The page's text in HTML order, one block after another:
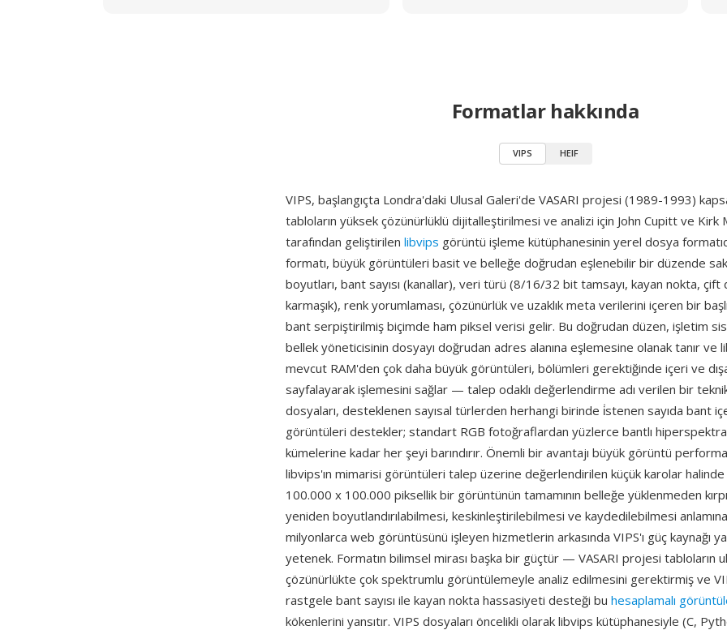
Formatlar hakkında
VIPS HEIF
VIPS, başlangıçta Londra'daki Ulusal Galeri'de VASARI projesi (1989-1993)
tabloların yüksek çözünürlüklü dijitalleştirilmesi ve analizi için John Cupitt ve Kirk
tarafından geliştirilen libvips görüntü işleme kütüphanesinin yerel dosya
formatı, büyük görüntüleri basit ve belleğe doğrudan eşlenebilir bir düzende
boyutları, bant sayısı (kanallar), veri türü (8/16/32 bit tamsayı, kayan nokta, çift
karmaşık), renk yorumlaması, çözünürlük ve uzaklık meta verilerini içeren bir
bant serpiştirilmiş biçimde ham piksel verisi gelir. Bu doğrudan düzen, işletim
bellek yöneticisinin dosyayı doğrudan adres alanına eşlemesine olanak tanır ve
mevcut RAM'den çok daha büyük görüntüleri, bölümleri gerektiğinde içeri ve
sayfalayarak işlemesini sağlar — talep odaklı değerlendirme adı verilen bir
dosyaları, desteklenen sayısal türlerden herhangi birinde i̇stenen sayıda bant
görüntüleri destekler; standart RGB fotoğraflardan yüzlerce bantlı
kümelerine kadar her şeyi barındırır. Önemli bir avantajı büyük görüntü
libvips'ın mimarisi görüntüleri talep üzerine değerlendirilen küçük karolar halinde
100.000 x 100.000 piksellik bir görüntünün tamamının belleğe yüklenmeden
yeniden boyutlandırılabilmesi, keskinleştirilebilmesi ve kaydedilebilmesi
milyonlarca web görüntüsünü işleyen hizmetlerin arkasında VIPS'ı güç kaynağı
yetenek. Formatın bilimsel mirası başka bir güçtür — VASARI projesi tabloların
çözünürlükte çok spektrumlu görüntülemeyle analiz edilmesini gerektirmiş ve
rastgele bant sayısı ile kayan nokta hassasiyeti desteği bu hesaplamalı
kökenlerini yansıtır. VIPS dosyaları öncelikli olarak libvips kütüphanesiyle (C,